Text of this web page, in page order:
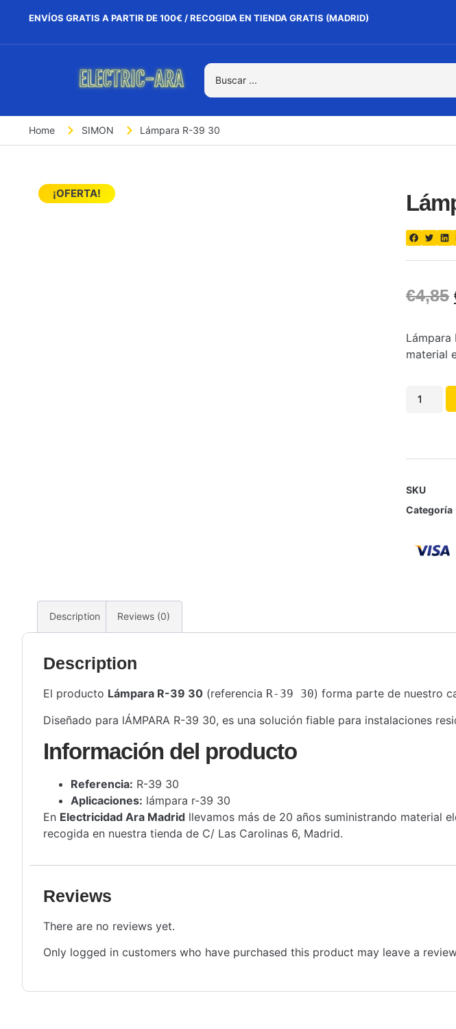
ENVÍOS GRATIS A PARTIR DE 100€ / RECOGIDA EN TIENDA GRATIS (MADRID)
Home SIMON Lámpara R-39 30
¡OFERTA!
€4,85
Lámpara
material
SKU
Categoría
Description Reviews (0)
Description
El producto Lámpara R-39 30 (referencia R-39 30) forma parte de nuestro
Diseñado para lÁMPARA R-39 30, es una solución fiable para instalaciones
Información del producto
Referencia: R-39 30
Aplicaciones: lámpara r-39 30
En Electricidad Ara Madrid llevamos más de 20 años suministrando material
recogida en nuestra tienda de C/ Las Carolinas 6, Madrid.
Reviews
There are no reviews yet.
Only logged in customers who have purchased this product may leave a